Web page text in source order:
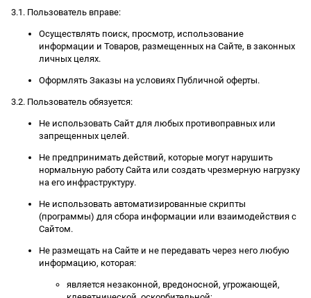
3.1. Пользователь вправе:
Осуществлять поиск, просмотр, использование
информации и Товаров, размещенных на Сайте, в законных
личных целях.
Оформлять Заказы на условиях Публичной оферты.
3.2. Пользователь обязуется:
Не использовать Сайт для любых противоправных или
запрещенных целей.
Не предпринимать действий, которые могут нарушить
нормальную работу Сайта или создать чрезмерную нагрузку
на его инфраструктуру.
Не использовать автоматизированные скрипты
(программы) для сбора информации или взаимодействия с
Сайтом.
Не размещать на Сайте и не передавать через него любую
информацию, которая:
является незаконной, вредоносной, угрожающей,